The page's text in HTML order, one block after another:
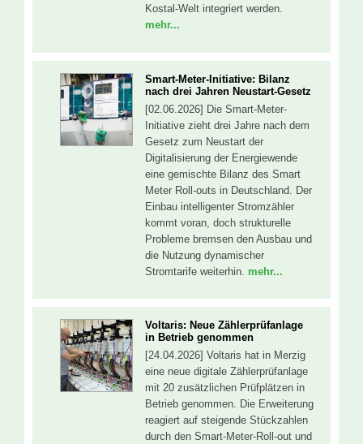
Kostal-Welt integriert werden.
mehr...
Smart-Meter-Initiative: Bilanz
nach drei Jahren Neustart-Gesetz
[02.06.2026] Die Smart-Meter-
Initiative zieht drei Jahre nach dem
Gesetz zum Neustart der
Digitalisierung der Energiewende
eine gemischte Bilanz des Smart
Meter Roll-outs in Deutschland. Der
Einbau intelligenter Stromzähler
kommt voran, doch strukturelle
Probleme bremsen den Ausbau und
die Nutzung dynamischer
Stromtarife weiterhin. mehr...
Voltaris: Neue Zählerprüfanlage
in Betrieb genommen
[24.04.2026] Voltaris hat in Merzig
eine neue digitale Zählerprüfanlage
mit 20 zusätzlichen Prüfplätzen in
Betrieb genommen. Die Erweiterung
reagiert auf steigende Stückzahlen
durch den Smart-Meter-Roll-out und